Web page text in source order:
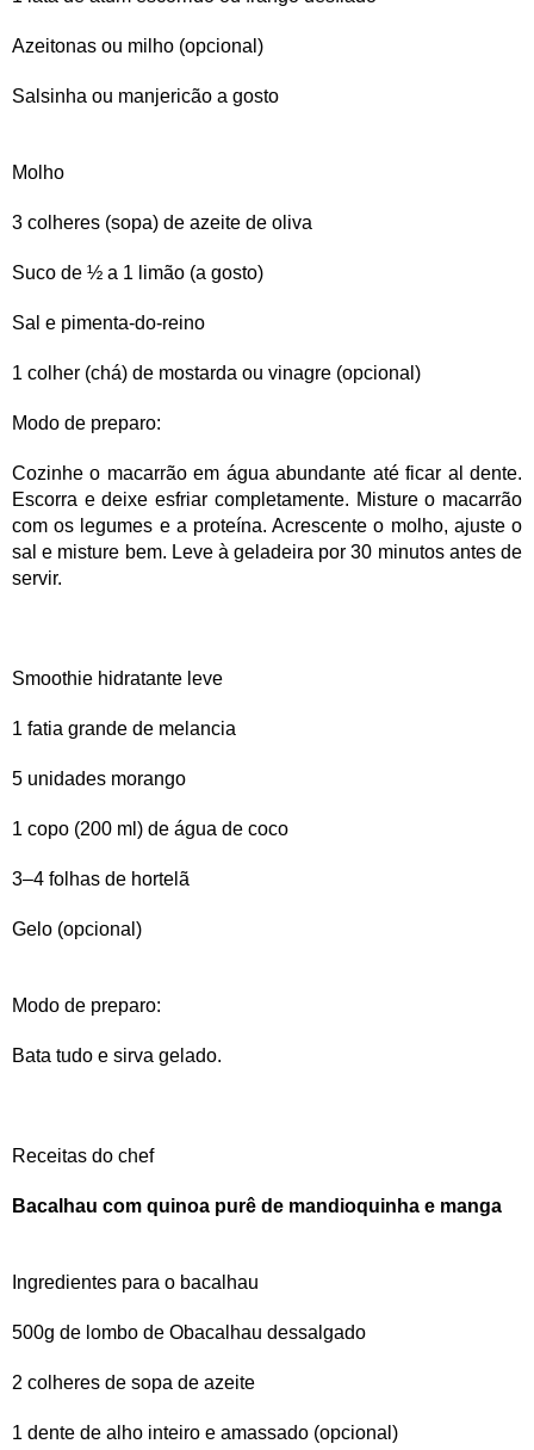
Azeitonas ou milho (opcional)
Salsinha ou manjericão a gosto
Molho
3 colheres (sopa) de azeite de oliva
Suco de ½ a 1 limão (a gosto)
Sal e pimenta-do-reino
1 colher (chá) de mostarda ou vinagre (opcional)
Modo de preparo:
Cozinhe o macarrão em água abundante até ficar al dente.
Escorra e deixe esfriar completamente. Misture o macarrão
com os legumes e a proteína. Acrescente o molho, ajuste o
sal e misture bem. Leve à geladeira por 30 minutos antes de
servir.
Smoothie hidratante leve
1 fatia grande de melancia
5 unidades morango
1 copo (200 ml) de água de coco
3–4 folhas de hortelã
Gelo (opcional)
Modo de preparo:
Bata tudo e sirva gelado.
Receitas do chef
Bacalhau com quinoa purê de mandioquinha e manga
Ingredientes para o bacalhau
500g de lombo de Obacalhau dessalgado
2 colheres de sopa de azeite
1 dente de alho inteiro e amassado (opcional)